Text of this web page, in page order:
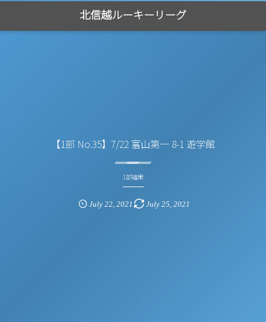
北信越ルーキーリーグ
【1部 No.35】7/22 富山第一 8-1 遊学館
1部結果
July 22 2021 July 25 2021